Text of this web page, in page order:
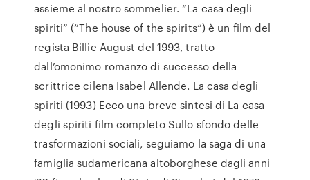
assieme al nostro sommelier. “La casa degli
spiriti” (“The house of the spirits“) è un film del
regista Billie August del 1993, tratto
dall’omonimo romanzo di successo della
scrittrice cilena Isabel Allende. La casa degli
spiriti (1993) Ecco una breve sintesi di La casa
degli spiriti film completo Sullo sfondo delle
trasformazioni sociali, seguiamo la saga di una
famiglia sudamericana altoborghese dagli anni